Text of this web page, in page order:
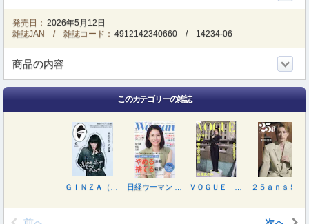
発売日： 2026年5月12日
雑誌JAN / 雑誌コード： 4912142340660 / 14234-06
商品の内容
このカテゴリーの雑誌